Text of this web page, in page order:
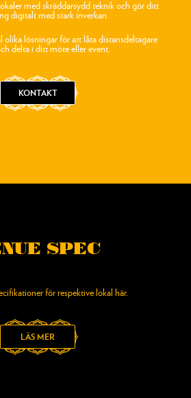
med skräddarsydd teknik och gör ditt
digitalt med stark inverkan.
olika lösningar för att låta distansdeltagare
delta i ditt möte eller event.
KONTAKT
SPEC
för respektive lokal här.
LÄS MER